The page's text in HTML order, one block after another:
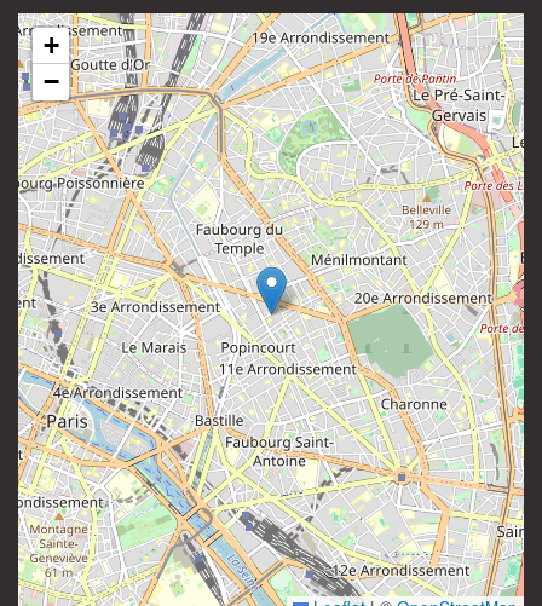
+
−
81 rue Saint-Maur
75011 Paris
Instagram